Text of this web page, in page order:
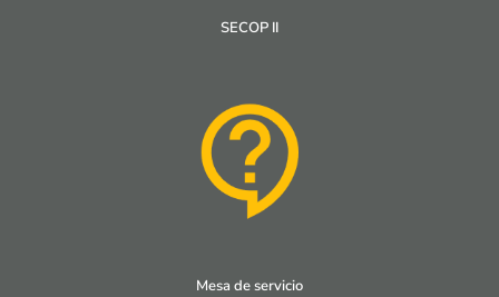
SECOP II
Mesa de servicio